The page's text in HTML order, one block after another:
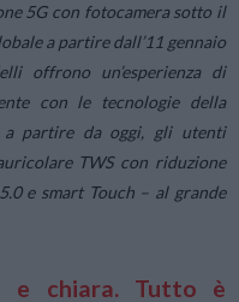
5G con fotocamera sotto il
a partire dall’11 gennaio
offrono un’esperienza di
con le tecnologie della
a partire da oggi, gli utenti
TWS con riduzione
e smart Touch – al grande
e chiara. Tutto è